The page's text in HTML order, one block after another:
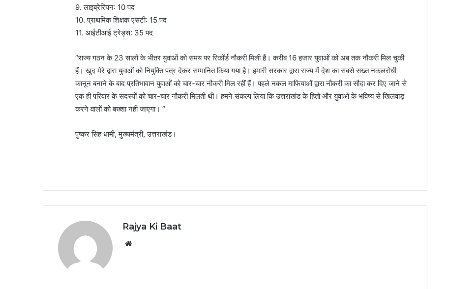
9. लाइब्रेरियन: 10 पद
10. प्राथमिक शिक्षक एसटी: 15 पद
11. आईटीआई ट्रेड्स: 35 पद
“राज्य गठन के 23 सालों के भीतर युवाओं को समय पर रिकॉर्ड नौकरी मिली हैं। करीब 16 हजार युवाओं को अब तक नौकरी मिल चुकी
हैं। खुद मेरे द्वारा युवाओं को नियुक्ति पत्र देकर सम्मानित किया गया है। हमारी सरकार द्वारा राज्य में देश का सबसे सख्त नकलरोधी
कानून बनाने के बाद प्रतिभावान युवाओं को चार-चार नौकरी मिल रहीं हैं। पहले नकल माफियाओं द्वारा नौकरी का सौदा कर दिए जाने से
एक ही परिवार के सदस्यों को चार-चार नौकरी मिलती थी। हमने संकल्प लिया कि उत्तराखंड के हितों और युवाओं के भविष्य से खिलवाड़
करने वालों को बख्शा नहीं जाएगा। “
पुष्कर सिंह धामी, मुख्यमंत्री, उत्तराखंड।
Rajya Ki Baat